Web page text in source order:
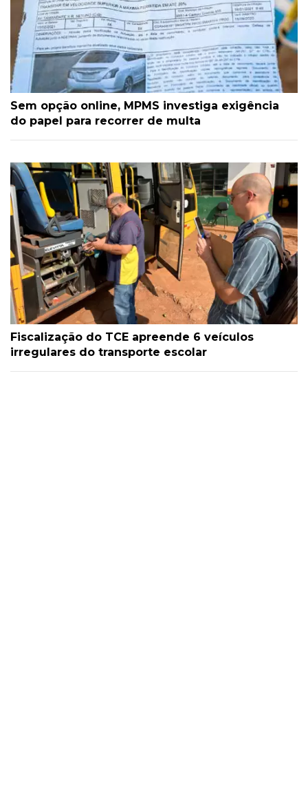
Sem opção online, MPMS investiga exigência
do papel para recorrer de multa
Fiscalização do TCE apreende 6 veículos
irregulares do transporte escolar